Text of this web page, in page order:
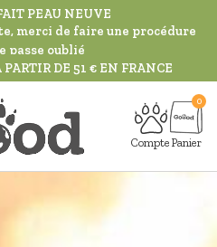
PEAU NEUVE
merci de faire une procédure
passe oublié
DE 51 € EN FRANCE
Compte Panier